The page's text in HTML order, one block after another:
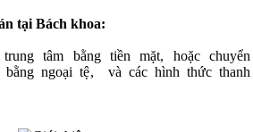
tại Bách khoa:
tâm bằng tiền mặt, hoặc chuyển
bằng ngoại tệ, và các hình thức thanh